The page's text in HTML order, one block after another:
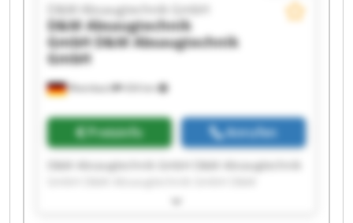
Rheinbach 434 km
D&M Absaugtechnik GmbH
D&M Absaugtechnik
GmbH D&M Absaugtechnik
GmbH
Preisinfo Anrufen
D&M Absaugtechnik GmbH D&M Absaugtechnik
Absaugtechnik GmbH D&M Absaugtechnik